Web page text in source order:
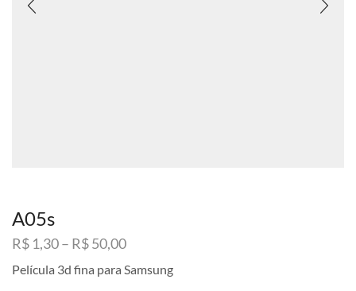
A05s
R$ 1,30– R$50,00Faixa
preço:
Película 3d fina para Samsung